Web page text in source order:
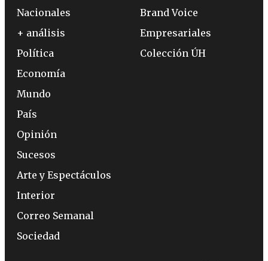
Nacionales
+ análisis
Política
Economía
Mundo
País
Opinión
Sucesos
Arte y Espectáculos
Interior
Correo Semanal
Sociedad
Brand Voice
Empresariales
Colección ÚH